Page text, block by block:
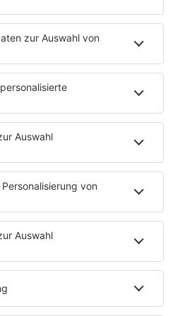
humanoide Robotik
ein neues Netzwerk für
Region auf. Ziel ist es,
und Start-ups enger zu
sichtbarer zu machen. …